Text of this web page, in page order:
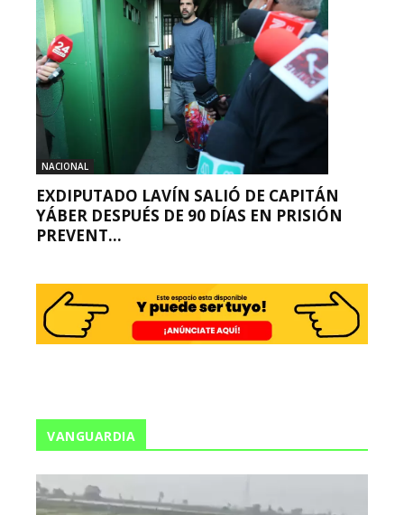
NACIONAL
EXDIPUTADO LAVÍN SALIÓ DE CAPITÁN
YÁBER DESPUÉS DE 90 DÍAS EN PRISIÓN
PREVENT...
VANGUARDIA